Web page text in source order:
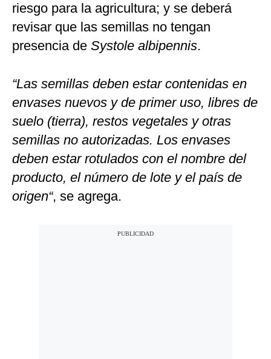
riesgo para la agricultura; y se deberá
revisar que las semillas no tengan
presencia de Systole albipennis.
“Las semillas deben estar contenidas en
envases nuevos y de primer uso, libres de
suelo (tierra), restos vegetales y otras
semillas no autorizadas. Los envases
deben estar rotulados con el nombre del
producto, el número de lote y el país de
origen“, se agrega.